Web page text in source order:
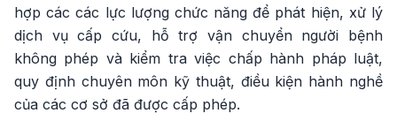
hợp các các lực lượng chức năng để phát hiện, xử lý
dịch vụ cấp cứu, hỗ trợ vận chuyển người bệnh
không phép và kiểm tra việc chấp hành pháp luật,
quy định chuyên môn kỹ thuật, điều kiện hành nghề
của các cơ sở đã được cấp phép.